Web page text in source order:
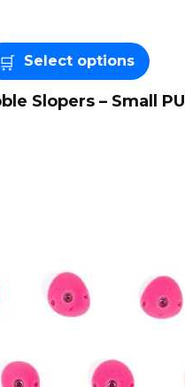
Select options
Slopers – Small PU